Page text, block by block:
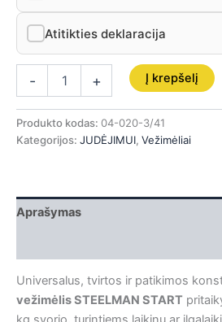
Atitikties deklaracija
- + Į krepšelį
Produkto kodas: 04-020-3/41
Kategorijos: JUDĖJIMUI, Vežimėliai
Aprašymas
Universalus, tvirtos ir patikimos
vežimėlis STEELMAN START